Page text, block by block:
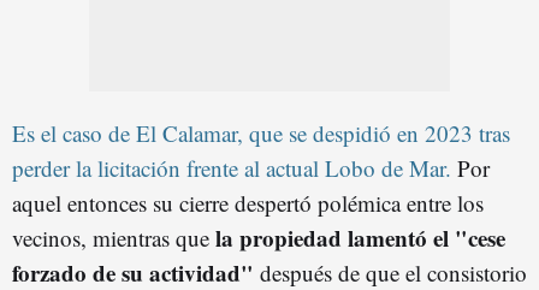
Es el caso de El Calamar, que se despidió en 2023 tras
perder la licitación frente al actual Lobo de Mar. Por
aquel entonces su cierre despertó polémica entre los
vecinos, mientras que la propiedad lamentó el "cese
forzado de su actividad" después de que el consistorio